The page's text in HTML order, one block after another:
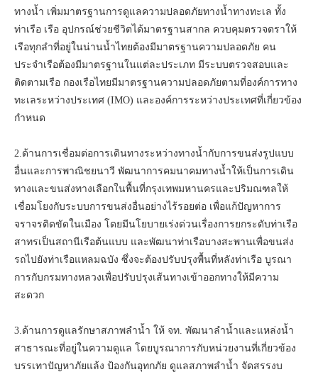
ทางน้ำ เพิ่มมาตรฐานการดูแลความปลอดภัยทางน้ำทางทะเล ทั้ง
ท่าเรือ เรือ อุปกรณ์ช่วยชีวิตได้มาตรฐานสากล ควบคุมตรวจตราให้
เรือทุกลำที่อยู่ในน่านน้ำไทยต้องมีมาตรฐานความปลอดภัย คน
ประจำเรือต้องมีมาตรฐานในแต่ละประเภท มีระบบตรวจสอบและ
ติดตามเรือ กองเรือไทยมีมาตรฐานความปลอดภัยตามที่องค์การทาง
ทะเลระหว่างประเทศ (IMO) และองค์การระหว่างประเทศที่เกี่ยวข้อง
กำหนด
2.ด้านการเชื่อมต่อการเดินทางระหว่างทางน้ำกับการขนส่งรูปแบบ
อื่นและการพาณิชยนาวี พัฒนาการคมนาคมทางน้ำให้เป็นการเดิน
ทางและขนส่งทางเลือกในพื้นที่กรุงเทพมหานครและปริมณฑลให้
เชื่อมโยงกับระบบการขนส่งอื่นอย่างไร้รอยต่อ เพื่อแก้ปัญหาการ
จราจรติดขัดในเมือง โดยมีนโยบายเร่งด่วนเรื่องการยกระดับท่าเรือ
สาทรเป็นสถานีเรือต้นแบบ และพัฒนาท่าเรือบางสะพานเพื่อขนส่ง
รถไปยังท่าเรือแหลมฉบัง ซึ่งจะต้องปรับปรุงพื้นที่หลังท่าเรือ บูรณา
การกับกรมทางหลวงเพื่อปรับปรุงเส้นทางเข้าออกทางให้มีความ
สะดวก
3.ด้านการดูแลรักษาสภาพลำน้ำ ให้ จท. พัฒนาลำน้ำและแหล่งน้ำ
สาธารณะที่อยู่ในความดูแล โดยบูรณาการกับหน่วยงานที่เกี่ยวข้อง
บรรเทาปัญหาภัยแล้ง ป้องกันอุทกภัย ดูแลสภาพลำน้ำ จัดสรรงบ